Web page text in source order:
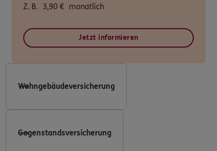
Z. B. 3,90 € monatlich
Jetzt informieren
Wohngebäudeversicherung
Gegenstandsversicherung